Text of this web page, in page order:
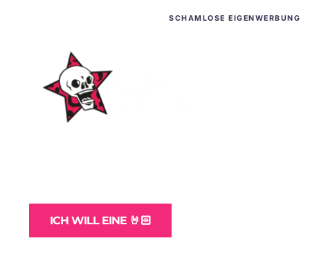
SCHAMLOSE EIGENWERBUNG
ICH WILL EINE 🤘🏻